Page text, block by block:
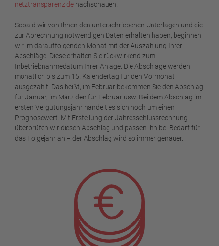
netztransparenz.de nachschauen.
Sobald wir von Ihnen den unterschriebenen Unterlagen und die
zur Abrechnung notwendigen Daten erhalten haben, beginnen
wir im darauffolgenden Monat mit der Auszahlung Ihrer
Abschläge. Diese erhalten Sie rückwirkend zum
Inbetriebnahmedatum Ihrer Anlage. Die Abschläge werden
monatlich bis zum 15. Kalendertag für den Vormonat
ausgezahlt. Das heißt, im Februar bekommen Sie den Abschlag
für Januar, im März den für Februar usw. Bei dem Abschlag im
ersten Vergütungsjahr handelt es sich noch um einen
Prognosewert. Mit Erstellung der Jahresschlussrechnung
überprüfen wir diesen Abschlag und passen ihn bei Bedarf für
das Folgejahr an – der Abschlag wird so immer genauer.